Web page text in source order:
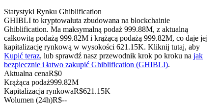
Kontrakty terminowe na USDC
Kontrakty futures wykorzystujące USDC jako zabezpieczenie
Statystyki Rynku Ghiblification
GHIBLI to kryptowaluta zbudowana na blockchainie
Ghiblification. Ma maksymalną podaż 999.88M, z aktualną
całkowitą podażą 999.82M i krążącą podażą 999.82M, co daje jej
kapitalizację rynkową w wysokości 621.15K. Kliknij tutaj, aby
Kupić teraz, lub sprawdź nasz przewodnik krok po kroku na jak
bezpiecznie i łatwo zakupić Ghiblification (GHIBLI).
Aktualna cenaR$0
Krążąca podaż999.82M
Kapitalizacja rynkowaR$621.15K
Wolumen (24h)R$--